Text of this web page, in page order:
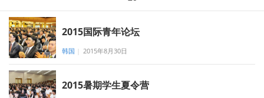
2015国际青年论坛
韩国 2015年8月30日
2015暑期学生夏令营